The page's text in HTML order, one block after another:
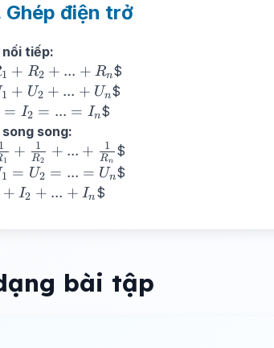
Ghép điện trở
nối tiếp:
1 + R2 + ... + Rn$
1 + U2 + ... + Un$
= I2 = ... = In$
song song:
1
1 + R2
1 + ... + Rn
1
$
1 = U2 = ... = Un$
+ I2 + ... + In $
bài tập